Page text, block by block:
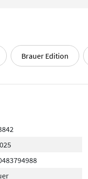
Brauer Edition